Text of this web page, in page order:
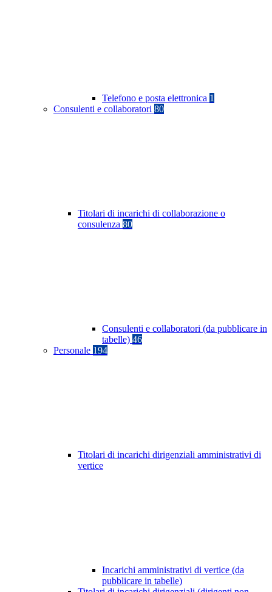
Telefono e posta elettronica 1
Consulenti e collaboratori 80
Titolari di incarichi di collaborazione o
consulenza 80
Consulenti e collaboratori (da pubblicare in
tabelle) 46
Personale 194
Titolari di incarichi dirigenziali amministrativi di
vertice
Incarichi amministrativi di vertice (da
pubblicare in tabelle)